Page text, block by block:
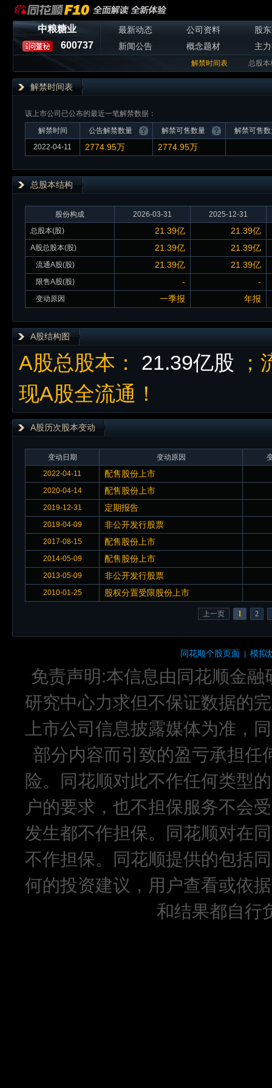
中粮糖业
600737
最新动态 公司资料
股
新闻公告
概念题材 主
解禁时间表 总股本
解禁时间表
该上市公司已公布的最近一笔解禁数据：
解禁时间
公告解禁数量 解禁可售数量
解禁可售
2022-04-11
2774.95万 2774.95万
总股本结构
股份构成 2026-03-31
2025-12-31
总股本(股)
21.39亿 21.39亿
A股总股本(股) 21.39亿 21.39亿
流通A股(股) 21.39亿 21.39亿
限售A股(股) - -
变动原因 一季报 年报
A股结构图
A股总股本： 21.39亿股
现A股全流通！
A股历次股本变动
变动日期 变动原因
2022-04-11
配售股份上市
2020-04-14 配售股份上市
2019-12-31 定期报告
2019-04-09 非公开发行股票
2017-08-15 配售股份上市
2014-05-09 配售股份上市
2013-05-09 非公开发行股票
2010-01-25 股权分置受限股份上市
上一页 1 2
同花顺个股页面 模拟
免责声明:本信息由同花顺金
研究中心力求但不保证数据的
上市公司信息披露媒体为准，
部分内容而引致的盈亏承担任
险。同花顺对此不作任何类型
户的要求，也不担保服务不会
发生都不作担保。同花顺对在
不作担保。同花顺提供的包括
何的投资建议，用户查看或依
和结果都自行